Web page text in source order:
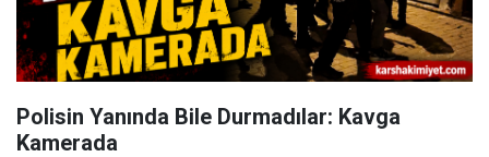
Polisin Yanında Bile Durmadılar: Kavga
Kamerada